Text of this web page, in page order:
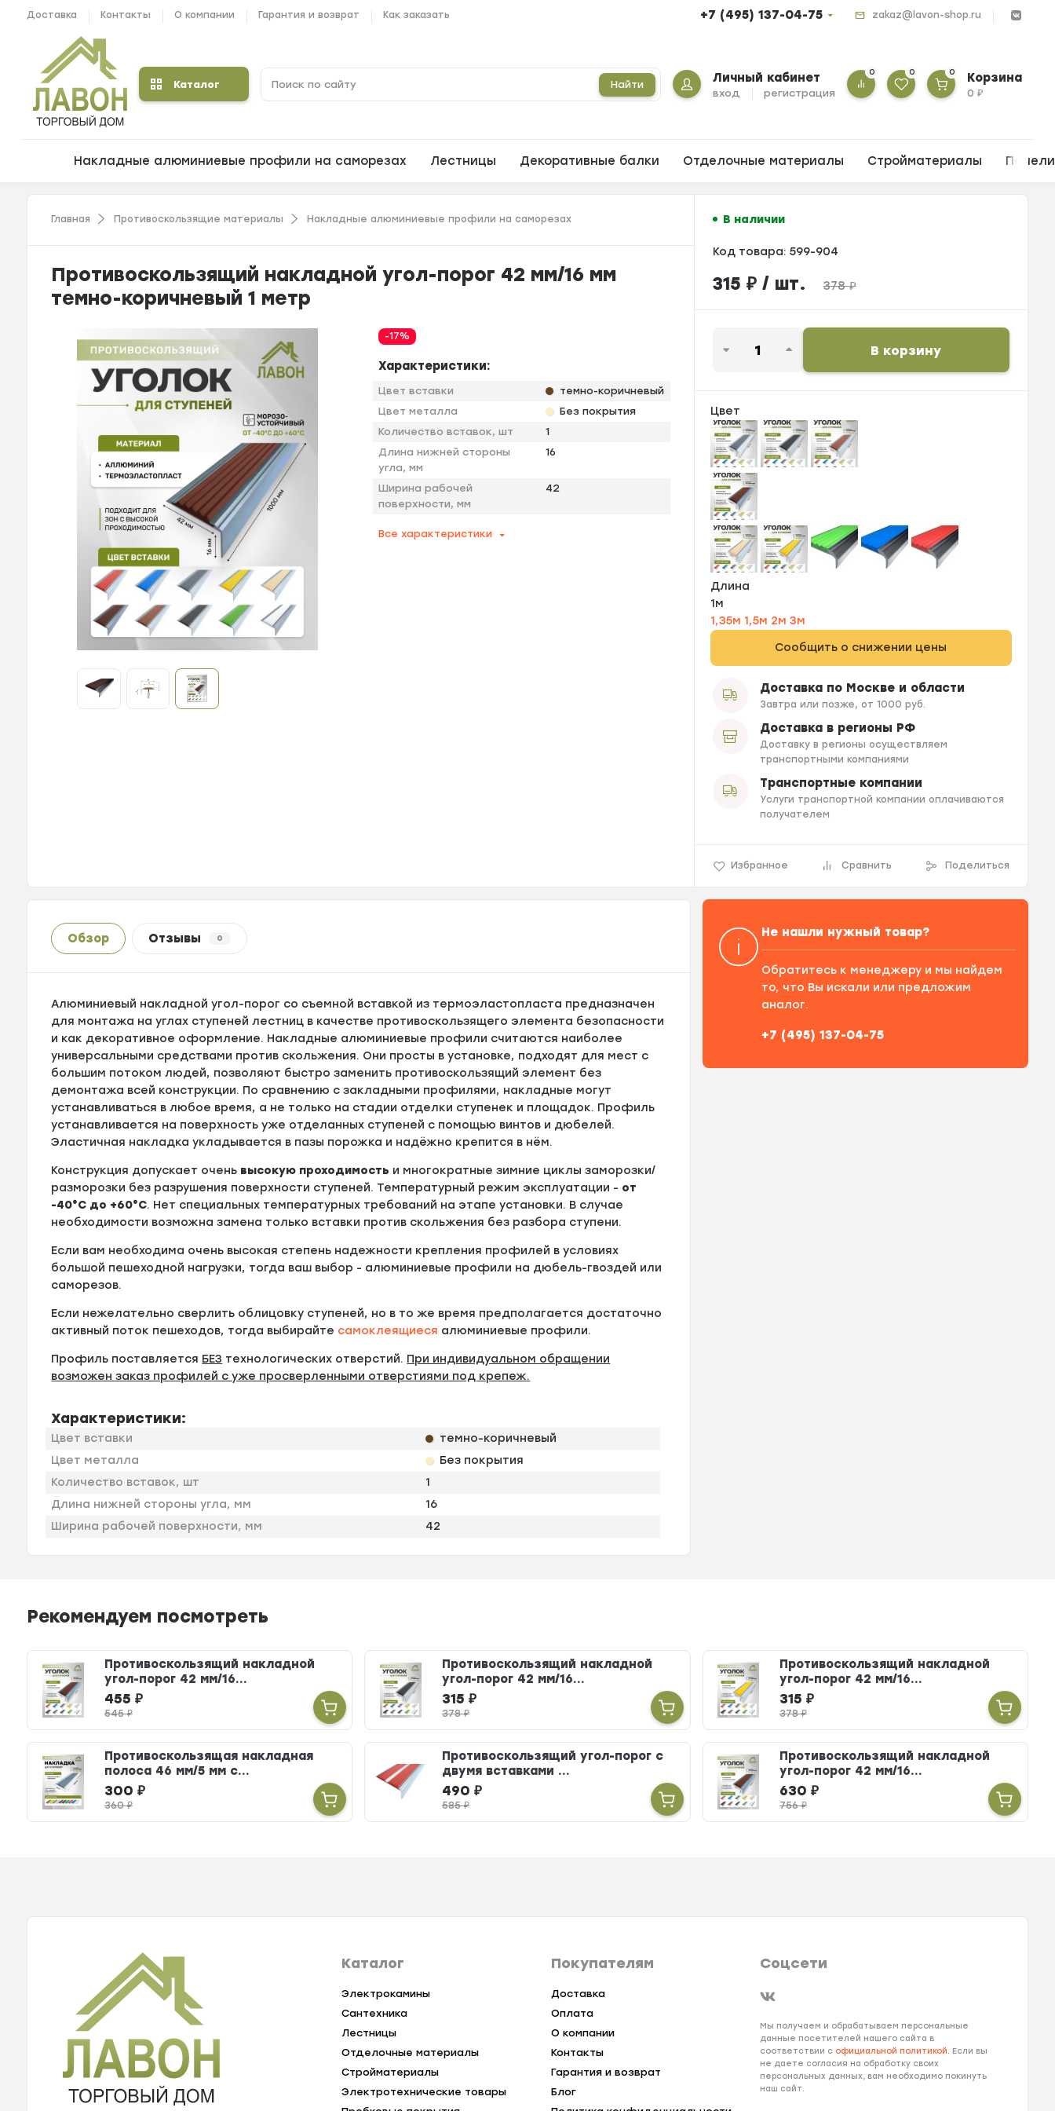
Доставка Контакты О компании Гарантия и возврат Как заказать +7 (495) 137-04-75 zakaz@lavon-shop.ru
Каталог Найти Личный кабинет
вход регистрация
0 0 0 Корзина
0₽
Накладные алюминиевые профили на саморезах Лестницы Декоративные балки Отделочные материалы Стройматериалы
Главная Противоскользящие материалы Накладные алюминиевые профили на саморезах
Противоскользящий накладной угол-порог 42 мм/16 мм
темно-коричневый 1 метр
-17%
Характеристики:
Цвет вставки
темно-коричневый
Цвет металла
Без покрытия
Количество вставок, шт
1
Длина нижней стороны
угла, мм
16
Ширина рабочей
поверхности, мм
42
Все характеристики
В наличии
Код товара: 599-904
315 ₽/ шт. 378₽
В корзину
Цвет
Длина
1м
1,35м 1,5м 2м3м
Сообщить о снижении цены
Доставка по Москве и области
Завтра или позже, от 1000 руб.
Доставка в регионы РФ
Доставку в регионы осуществляем
транспортными компаниями
Транспортные компании
Услуги транспортной компании оплачиваются
получателем
Избранное Сравнить Поделиться
Обзор Отзывы 0
Алюминиевый накладной угол-порог со съемной вставкой из термоэластопласта предназначен
для монтажа на углах ступеней лестниц в качестве противоскользящего элемента безопасности
и как декоративное оформление. Накладные алюминиевые профили считаются наиболее
универсальными средствами против скольжения. Они просты в установке, подходят для мест с
большим потоком людей, позволяют быстро заменить противоскользящий элемент без
демонтажа всей конструкции. По сравнению с закладными профилями, накладные могут
устанавливаться в любое время, а не только на стадии отделки ступенек и площадок. Профиль
устанавливается на поверхность уже отделанных ступеней с помощью винтов и дюбелей.
Эластичная накладка укладывается в пазы порожка и надёжно крепится в нём.
Конструкция допускает очень высокую проходимость и многократные зимние циклы заморозки/
разморозки без разрушения поверхности ступеней. Температурный режим эксплуатации - от
-40°С до +60°С. Нет специальных температурных требований на этапе установки. В случае
необходимости возможна замена только вставки против скольжения без разбора ступени.
Если вам необходима очень высокая степень надежности крепления профилей в условиях
большой пешеходной нагрузки, тогда ваш выбор - алюминиевые профили на дюбель-гвоздей или
саморезов.
Если нежелательно сверлить облицовку ступеней, но в то же время предполагается достаточно
активный поток пешеходов, тогда выбирайте самоклеящиеся алюминиевые профили.
Профиль поставляется БЕЗ технологических отверстий. При индивидуальном обращении
возможен заказ профилей с уже просверленными отверстиями под крепеж.
Характеристики:
Цвет вставки
темно-коричневый
Цвет металла
Без покрытия
Количество вставок, шт
1
Длина нижней стороны угла, мм
16
Ширина рабочей поверхности, мм
42
Не нашли нужный товар?
Обратитесь к менеджеру и мы найдем
то, что Вы искали или предложим
аналог.
+7 (495) 137-04-75
Рекомендуем посмотреть
Противоскользящий накладной
угол-порог 42 мм/16...
455 ₽
545₽
Противоскользящий накладной
угол-порог 42 мм/16...
315 ₽
378₽
Противоскользящий накладной
угол-порог 42 мм/16...
315 ₽
378₽
Противоскользящая накладная
полоса 46 мм/5 мм с...
300 ₽
360₽
Противоскользящий угол-порог с
двумя вставками ...
490 ₽
585₽
Противоскользящий накладной
угол-порог 42 мм/16...
630 ₽
756₽
Каталог
Электрокамины
Сантехника
Лестницы
Отделочные материалы
Стройматериалы
Электротехнические товары
Покупателям
Доставка
Оплата
О компании
Контакты
Гарантия и возврат
Блог
Соцсети
Мы получаем и обрабатываем персональные
данные посетителей нашего сайта в
соответствии с официальной политикой. Если вы
не даете согласия на обработку своих
персональных данных, вам необходимо покинуть
наш сайт.